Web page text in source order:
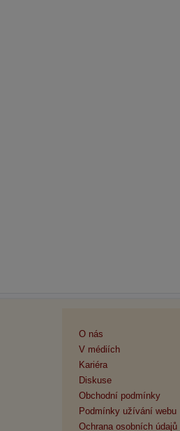
O nás
V médiích
Kariéra
Diskuse
Obchodní podmínky
Podmínky užívání webu
Ochrana osobních údajů